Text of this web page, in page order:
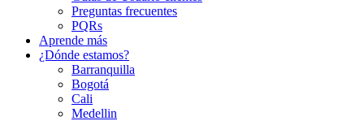
Preguntas frecuentes
PQRs
Aprende más
¿Dónde estamos?
Barranquilla
Bogotá
Cali
Medellin